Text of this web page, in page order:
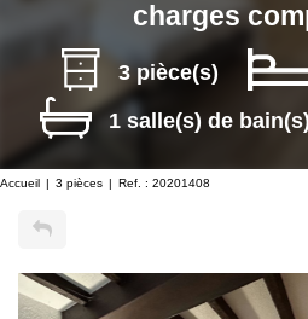
charges
3 pièce(s)
1 salle(s) de bain(s)
Accueil 3 pièces Ref. : 20201408